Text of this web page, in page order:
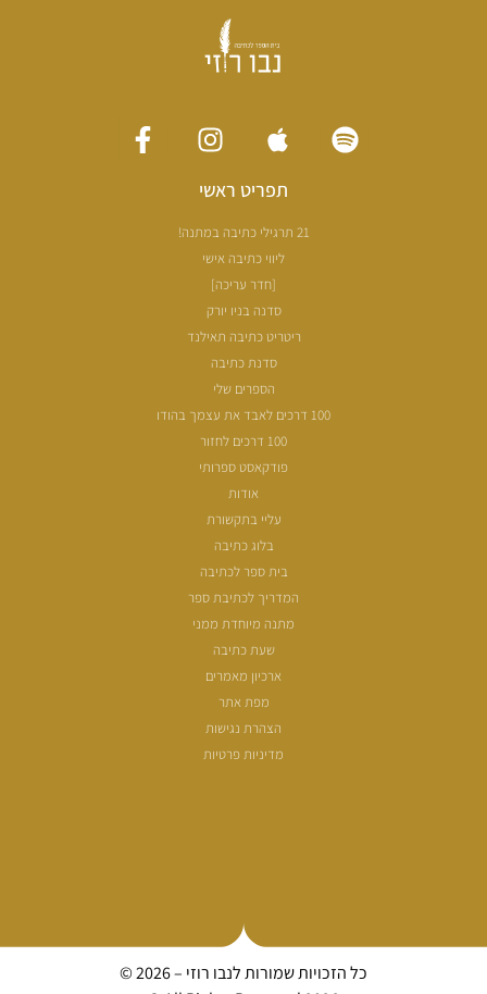
תפריט ראשי
21 תרגילי כתיבה במתנה!
ליווי כתיבה אישי
[חדר עריכה]
סדנה בניו יורק
ריטריט כתיבה תאילנד
סדנת כתיבה
הספרים שלי
100 דרכים לאבד את עצמך בהודו
100 דרכים לחזור
פודקאסט ספרותי
אודות
עליי בתקשורת
בלוג כתיבה
בית ספר לכתיבה
המדריך לכתיבת ספר
מתנה מיוחדת ממני
שעת כתיבה
ארכיון מאמרים
מפת אתר
הצהרת נגישות
מדיניות פרטיות
כל הזכויות שמורות לנבו רוזי – 2026 ©